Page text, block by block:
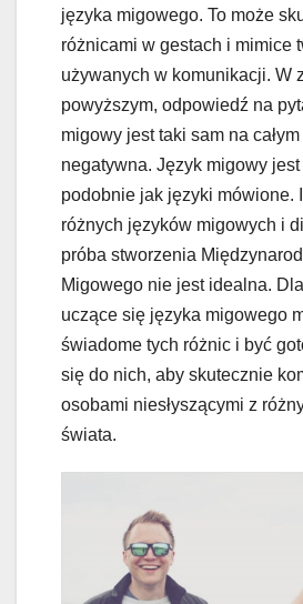
języka migowego. To może
różnicami w gestach i mimice
używanych w komunikacji. W
powyższym, odpowiedź na
migowy jest taki sam na
negatywna. Język migowy
podobnie jak języki mówione.
różnych języków migowych i
próba stworzenia
Migowego nie jest idealna.
uczące się języka migowego
świadome tych różnic i być
się do nich, aby skutecznie
osobami niesłyszącymi z
świata.